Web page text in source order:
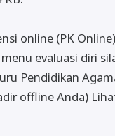
online (PK
evaluasi diri
Pendidikan
offline Anda)